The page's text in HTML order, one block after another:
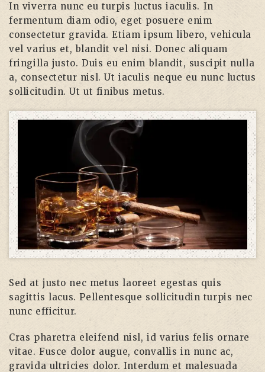
In viverra nunc eu turpis luctus iaculis. In
fermentum diam odio, eget posuere enim
consectetur gravida. Etiam ipsum libero, vehicula
vel varius et, blandit vel nisi. Donec aliquam
fringilla justo. Duis eu enim blandit, suscipit nulla
a, consectetur nisl. Ut iaculis neque eu nunc luctus
sollicitudin. Ut ut finibus metus.
Sed at justo nec metus laoreet egestas quis
sagittis lacus. Pellentesque sollicitudin turpis nec
nunc efficitur.
Cras pharetra eleifend nisl, id varius felis ornare
vitae. Fusce dolor augue, convallis in nunc ac,
gravida ultricies dolor. Interdum et malesuada